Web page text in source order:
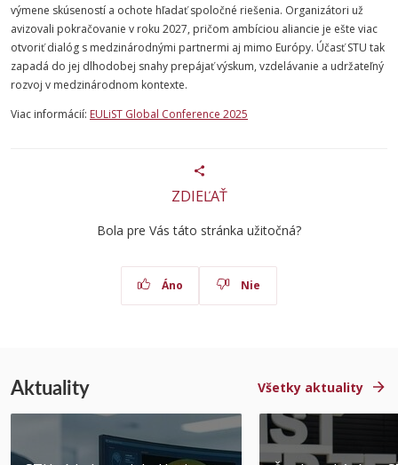
výmene skúseností a ochote hľadať spoločné riešenia. Organizátori už
avizovali pokračovanie v roku 2027, pričom ambíciou aliancie je ešte viac
otvoriť dialóg s medzinárodnými partnermi aj mimo Európy. Účasť STU tak
zapadá do jej dlhodobej snahy prepájať výskum, vzdelávanie a udržateľný
rozvoj v medzinárodnom kontexte.
Viac informácií: EULiST Global Conference 2025
ZDIEĽAŤ
Bola pre Vás táto stránka užitočná?
Áno Nie
Aktuality Všetky aktuality